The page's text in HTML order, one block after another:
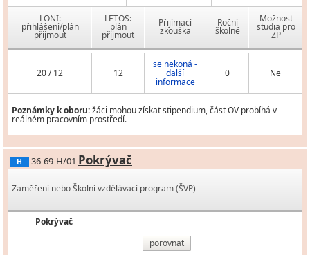
LONI:
přihlášení/plán
přijmout
LETOS:
plán
přijmout
Přijímací
zkouška
Roční
školné
Možnost
studia pro
ZP
20 / 12 12
se nekoná -
další
informace
0 Ne
Poznámky k oboru:žáci mohou získat stipendium, část OV probíhá v
reálném pracovním prostředí.
H 36-69-H/01 Pokrývač
Zaměření nebo Školní vzdělávací program (ŠVP)
Pokrývač
porovnat